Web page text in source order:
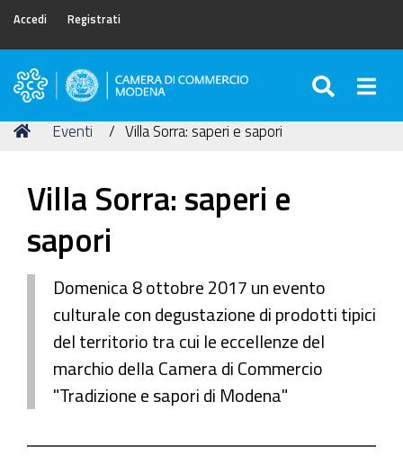
Accedi Registrati
Camera
Commercio
Tu
Home
Eventi Villa Sorra: saperi e sapori
Villa Sorra: saperi e
sapori
Domenica 8 ottobre 2017 un evento
culturale con degustazione di prodotti tipici
del territorio tra cui le eccellenze del
marchio della Camera di Commercio
"Tradizione e sapori di Modena"